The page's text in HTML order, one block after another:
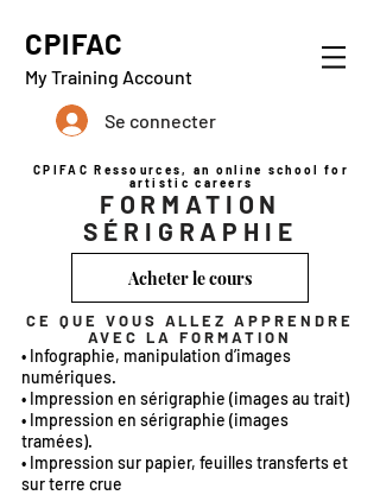
CPIFAC
My Training Account
Se connecter
CPIFAC Ressources, an online school for
artistic careers
FORMATION
SÉRIGRAPHIE
Acheter le cours
CE QUE VOUS ALLEZ APPRENDRE
AVEC LA FORMATION
• Infographie, manipulation d’images
numériques.
• Impression en sérigraphie (images au trait)
• Impression en sérigraphie (images
tramées).
• Impression sur papier, feuilles transferts et
sur terre crue